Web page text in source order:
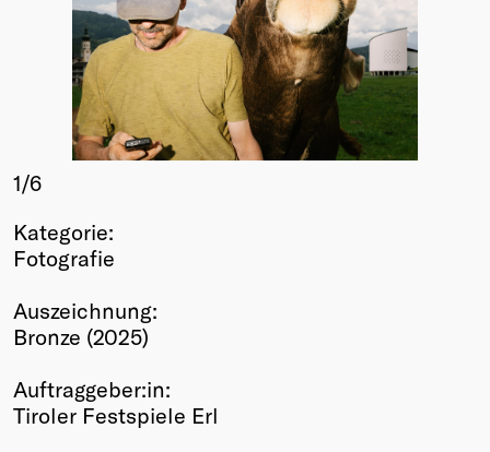
Events
Upcoming
Membership
Members
Friends of Creativity
2026
Past
1/6
Kategorie:
Fotografie
Auszeichnung:
Bronze (2025)
Auftraggeber:in:
Tiroler Festspiele Erl